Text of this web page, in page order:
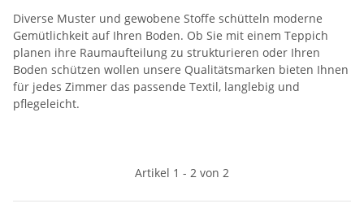
Diverse Muster und gewobene Stoffe schütteln moderne
Gemütlichkeit auf Ihren Boden. Ob Sie mit einem Teppich
planen ihre Raumaufteilung zu strukturieren oder Ihren
Boden schützen wollen unsere Qualitätsmarken bieten Ihnen
für jedes Zimmer das passende Textil, langlebig und
pflegeleicht.
Artikel 1 - 2 von 2